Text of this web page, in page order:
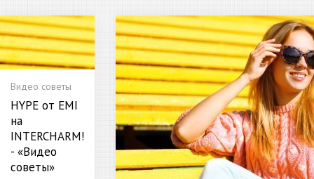
Видео советы
HYPE от EMI
на
INTERCHARM!
- «Видео
советы»